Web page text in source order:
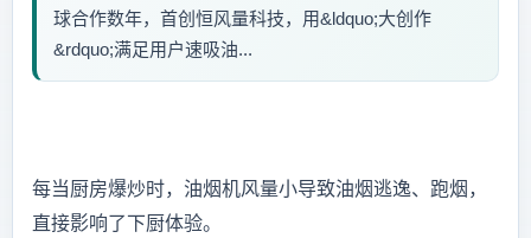
球合作数年，首创恒风量科技，用&ldquo;大创作
&rdquo;满足用户速吸油...
每当厨房爆炒时，油烟机风量小导致油烟逃逸、跑烟，
直接影响了下厨体验。